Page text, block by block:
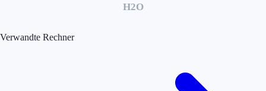
H2O
Verwandte Rechner